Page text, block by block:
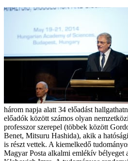
három napja alatt 34 előadást
előadók között számos olyan
professzor szerepel (többek között
Benet, Mitsuru Hashida), akik a
is részt vettek. A kiemelkedő
Magyar Posta alkalmi emlékív bélyeget